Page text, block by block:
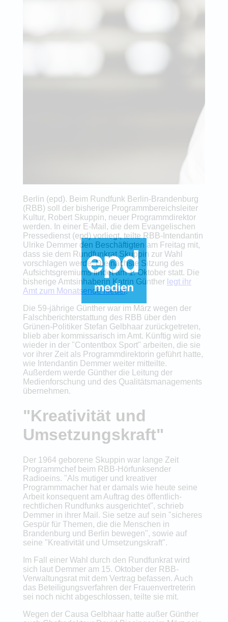
Berlin (epd). Beim Rundfunk Berlin-Brandenburg
(RBB) soll der bisherige Programmbereichsleiter
Kultur, Robert Skuppin, neuer Programmdirektor
werden. In einer E-Mail, die dem Evangelischen
Pressedienst (epd) vorliegt, teilte RBB-Intendantin
Ulrike Demmer den Beschäftigten am Freitag mit,
dass sie dem Rundfunkrat Skuppin zur Wahl
vorschlagen werde. Die nächste Sitzung des
Aufsichtsgremiums findet am 1. Oktober statt. Die
bisherige Amtsinhaberin Katrin Günther legt ihr
Amt zum Monatsende nieder.
Die 59-jährige Günther war im März wegen der
Falschberichterstattung des RBB über den
Grünen-Politiker Stefan Gelbhaar zurückgetreten,
blieb aber kommissarisch im Amt. Künftig wird sie
wieder in der "Contentbox Sport" arbeiten, die sie
vor ihrer Zeit als Programmdirektorin geführt hatte,
wie Intendantin Demmer weiter mitteilte.
Außerdem werde Günther die Leitung der
Medienforschung und des Qualitätsmanagements
übernehmen.
"Kreativität und
Umsetzungskraft"
Der 1964 geborene Skuppin war lange Zeit
Programmchef beim RBB-Hörfunksender
Radioeins. "Als mutiger und kreativer
Programmmacher hat er damals wie heute seine
Arbeit konsequent am Auftrag des öffentlich-
rechtlichen Rundfunks ausgerichtet", schrieb
Demmer in ihrer Mail. Sie setze auf sein "sicheres
Gespür für Themen, die die Menschen in
Brandenburg und Berlin bewegen", sowie auf
seine "Kreativität und Umsetzungskraft".
Im Fall einer Wahl durch den Rundfunkrat wird
sich laut Demmer am 15. Oktober der RBB-
Verwaltungsrat mit dem Vertrag befassen. Auch
das Beteiligungsverfahren der Frauenvertreterin
sei noch nicht abgeschlossen, teilte sie mit.
Wegen der Causa Gelbhaar hatte außer Günther